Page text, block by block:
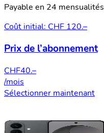
Payable en 24 mensualités
Coût initial: CHF 120.–
Prix de l’abonnement
CHF40.–
/mois
Sélectionner maintenant